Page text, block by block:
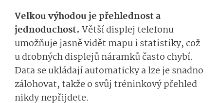
Velkou výhodou je přehlednost a
jednoduchost. Větší displej telefonu
umožňuje jasně vidět mapu i statistiky, což
u drobných displejů náramků často chybí.
Data se ukládají automaticky a lze je snadno
zálohovat, takže o svůj tréninkový přehled
nikdy nepřijdete.